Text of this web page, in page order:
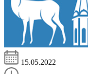
15.05.2022